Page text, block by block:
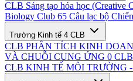
CLB Sáng tạo hóa học (Creative
Biology Club 65 Câu lạc bộ
Trường Kinh tế 4 CLB
CLB PHÂN TÍCH KINH
VÀ CHUỖI CUNG ỨNG 0
CLB KINH TẾ MÔI TRƯỜNG